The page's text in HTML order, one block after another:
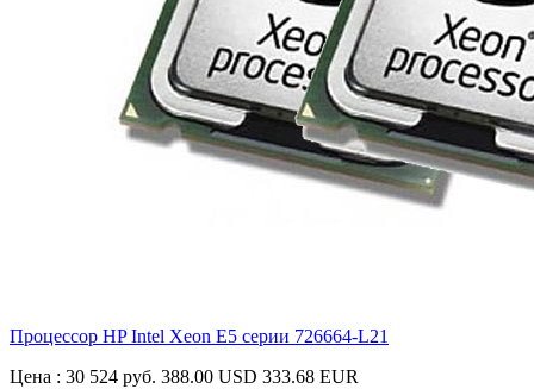
Процессор HP Intel Xeon E5 серии 726664-L21
Цена : 30 524 руб. 388.00 USD 333.68 EUR